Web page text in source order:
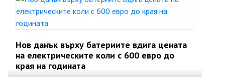
Нов данък върху батериите вдига цената
на електрическите коли с 600 евро до
края на годината